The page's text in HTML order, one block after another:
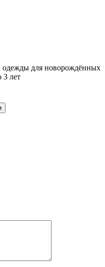
одежды для новорождённых
3 лет